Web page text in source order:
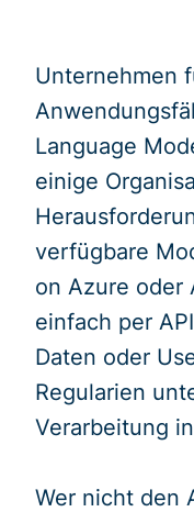
Unternehmen
Language
einige
verfügbare
on Azure oder
einfach per
Daten oder
Regularien
Verarbeitung
Wer nicht den